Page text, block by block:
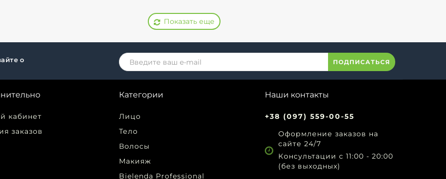
Показать еще
о
ПОДПИСАТЬСЯ
кабинет
заказов
Категории
Лицо
Тело
Волосы
Макияж
Bielenda Professional
Наши контакты
+38 (097) 559-00-55
Оформление заказов на
сайте 24/7
Консультации с 11:00 - 20:00
(без выходных)